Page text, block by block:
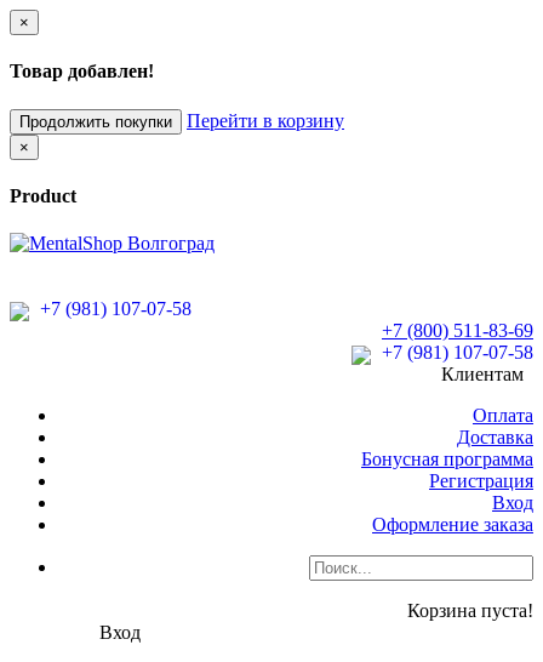
×
Товар добавлен!
Продолжить покупки Перейти в корзину
×
Product
+7 (981) 107-07-58
+7 (800) 511-83-69
+7 (981) 107-07-58
Клиентам
Оплата
Доставка
Бонусная программа
Регистрация
Вход
Оформление заказа
Корзина пуста!
Вход